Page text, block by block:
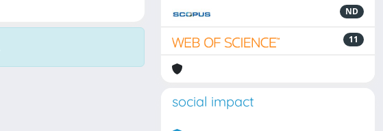
ND
11
social impact